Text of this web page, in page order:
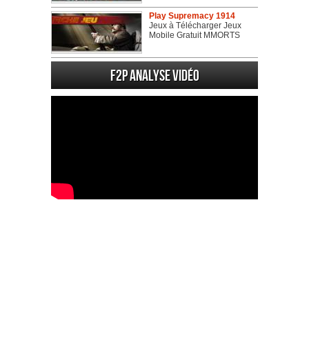
Play Supremacy 1914
Jeux à Télécharger Jeux
Mobile Gratuit MMORTS
F2P Analyse vidéo